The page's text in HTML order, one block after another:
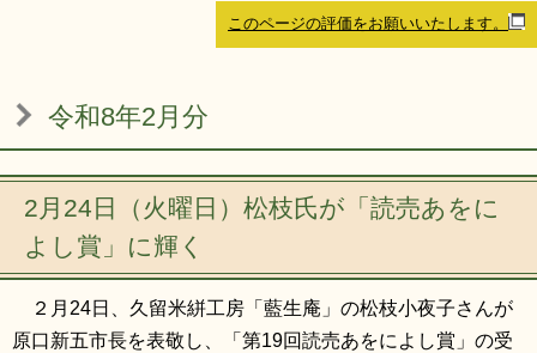
サイトマップ
リンク集 利用ガイド
RSS プライバシーポリシー
サイトについて
閉じる
このページの評価をお願いいたします。
令和8年2月分
2月24日（火曜日）松枝氏が「読売あをに
よし賞」に輝く
２月24日、久留米絣工房「藍生庵」の松枝小夜子さんが
原口新五市長を表敬し、「第19回読売あをによし賞」の受